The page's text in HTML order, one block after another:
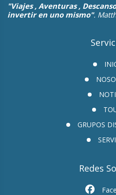
"Viajes , Aventuras ,
invertir en uno mismo".
GRUPOS
Redes